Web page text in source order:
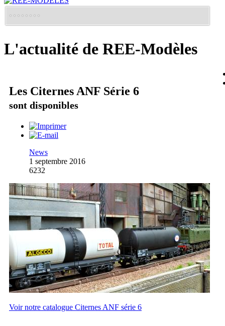
L'actualité de REE-Modèles
Les Citernes ANF Série 6
sont disponibles
News
1 septembre 2016
6232
Voir notre catalogue Citernes ANF série 6